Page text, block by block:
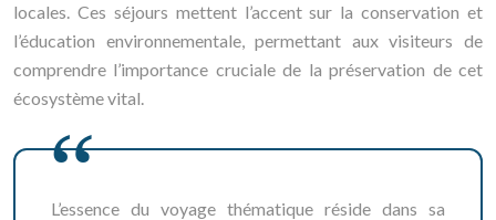
locales. Ces séjours mettent l’accent sur la conservation et
l’éducation environnementale, permettant aux visiteurs de
comprendre l’importance cruciale de la préservation de cet
écosystème vital.
L’essence du voyage thématique réside dans sa